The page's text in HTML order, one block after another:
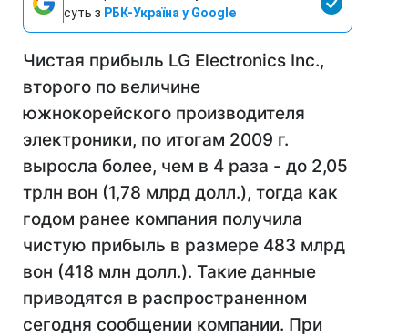
суть з РБК-Україна у Google
Чистая прибыль LG Electronics Inc.,
второго по величине
южнокорейского производителя
электроники, по итогам 2009 г.
выросла более, чем в 4 раза - до 2,05
трлн вон (1,78 млрд долл.), тогда как
годом ранее компания получила
чистую прибыль в размере 483 млрд
вон (418 млн долл.). Такие данные
приводятся в распространенном
сегодня сообщении компании. При